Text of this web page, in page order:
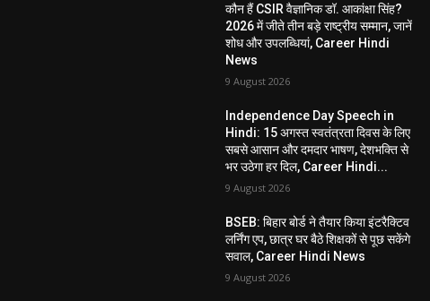
कौन हैं CSIR वैज्ञानिक डॉ. आकांक्षा सिंह?
2026 में जीते तीन बड़े राष्ट्रीय सम्मान, जानें
शोध और उपलब्धियां, Career Hindi
News
9 August 2026
Independence Day Speech in
Hindi: 15 अगस्त स्वतंत्रता दिवस के लिए
सबसे आसान और दमदार भाषण, देशभक्ति से
भर उठेगा हर दिल, Career Hindi...
9 August 2026
BSEB: बिहार बोर्ड ने तैयार किया इंटरैक्टिव
लर्निंग एप, छात्र घर बैठे शिक्षकों से पूछ सकेंगे
सवाल, Career Hindi News
9 August 2026